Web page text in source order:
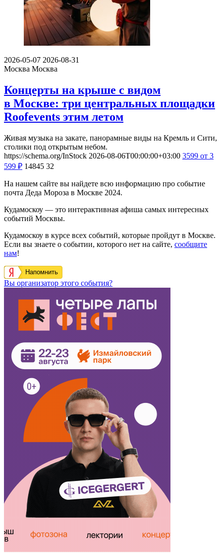
2026-05-07 2026-08-31
Москва Москва
Концерты на крыше с видом
в Москве: три центральных площадки
Roofevents этим летом
Живая музыка на закате, панорамные виды на Кремль и Сити,
столики под открытым небом.
https://schema.org/InStock 2026-08-06T00:00:00+03:00 3599 от 3
599 ₽ 14845 32
На нашем сайте вы найдете всю информацию про событие
почта Деда Мороза в Москве 2024.
Кудамоскоу — это интерактивная афиша самых интересных
событий Москвы.
Кудамоскоу в курсе всех событий, которые пройдут в Москве.
Если вы знаете о событии, которого нет на сайте, сообщите
нам!
Напомнить
Вы организатор этого события?